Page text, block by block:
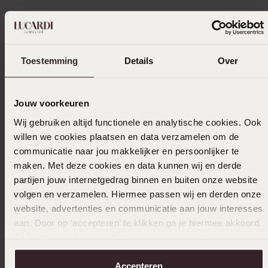
Toestemming Details Over
Jouw voorkeuren
Wij gebruiken altijd functionele en analytische cookies. Ook
willen we cookies plaatsen en data verzamelen om de
communicatie naar jou makkelijker en persoonlijker te
maken. Met deze cookies en data kunnen wij en derde
partijen jouw internetgedrag binnen en buiten onze website
volgen en verzamelen. Hiermee passen wij en derden onze
website, advertenties en communicatie aan jouw interesses
aan. Door op ‘accepteren’ te klikken ga je hiermee akkoord.
over in onscookiebeleid.
Accepteren
Hele mooie trouwringen
Ik ga akkoord met devoorwaardenvoor speciale
bestellingen
Selecteer maat & bestel
Ook leuk voor jou